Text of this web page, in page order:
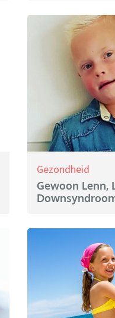
Gezondheid
Gewoon Lenn,